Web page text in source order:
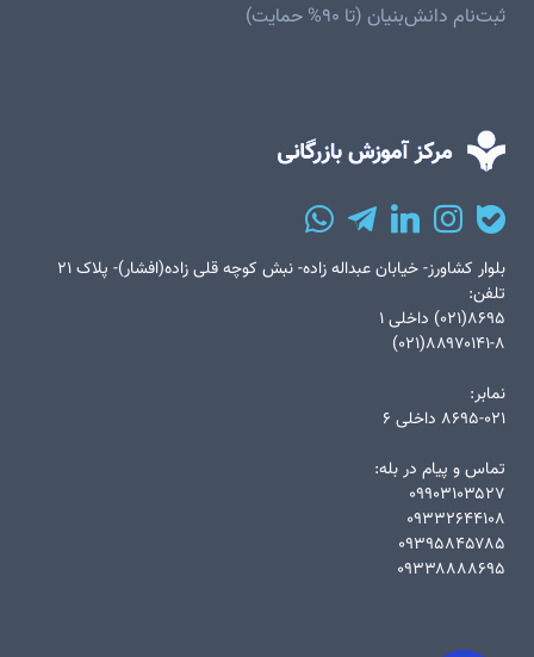
ثبت‌نام دانش‌بنیان (تا ۹۰% حمایت)
بلوار کشاورز- خیابان عبداله زاده- نبش کوچه قلی زاده(افشار)- پلاک ۲۱
تلفن:
۸۶۹۵(۰۲۱) داخلی ۱
۸۸۹۷۰۱۴۱-۸(۰۲۱)
نمابر:
۸۶۹۵-۰۲۱ داخلی ۶
تماس و پیام در بله:
۰۹۹۰۳۱۰۳۵۲۷
۰۹۳۳۲۶۴۴۱۰۸
۰۹۳۹۵۸۴۵۷۸۵
۰۹۳۳۸۸۸۸۶۹۵